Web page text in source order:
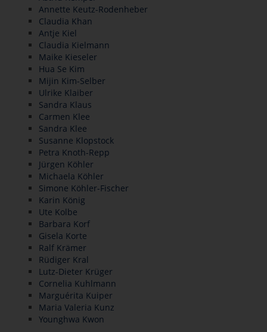
Annette Keutz-Rodenheber
Claudia Khan
Antje Kiel
Claudia Kielmann
Maike Kieseler
Hua Se Kim
Mijin Kim-Selber
Ulrike Klaiber
Sandra Klaus
Carmen Klee
Sandra Klee
Susanne Klopstock
Petra Knoth-Repp
Jürgen Köhler
Michaela Köhler
Simone Köhler-Fischer
Karin König
Ute Kolbe
Barbara Korf
Gisela Korte
Ralf Krämer
Rüdiger Kral
Lutz-Dieter Krüger
Cornelia Kuhlmann
Marguérita Kuiper
Maria Valeria Kunz
Younghwa Kwon